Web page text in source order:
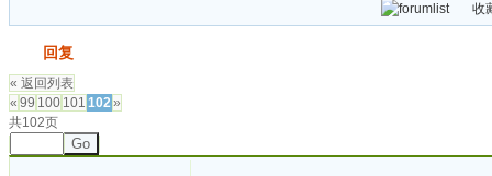
收
回复
« 返回列表
« 99 100 101 102»
共102页
Go